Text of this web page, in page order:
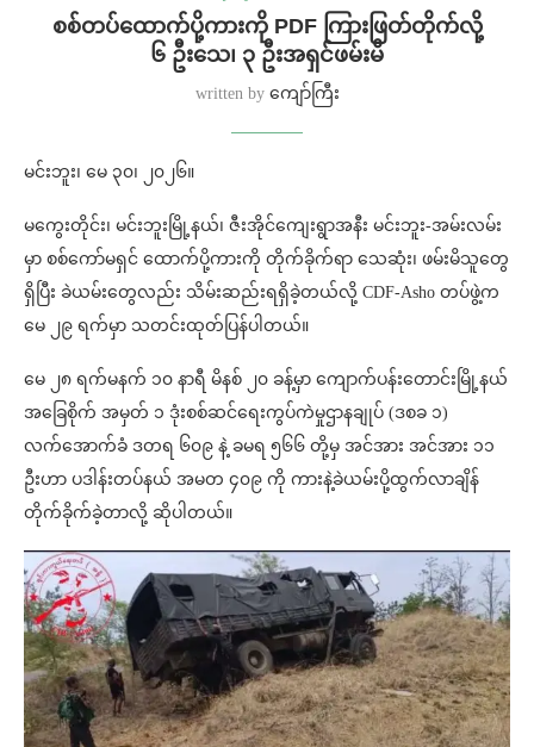
စစ်တပ်ထောက်ပို့ကားကို PDF ကြားဖြတ်တိုက်လို့
၆ ဦးသေ၊ ၃ ဦးအရှင်ဖမ်းမိ
written by ကျော်ကြီး
မင်းဘူး၊ မေ ၃၀၊ ၂၀၂၆။
မကွေးတိုင်း၊ မင်းဘူးမြို့နယ်၊ ဇီးအိုင်ကျေးရွာအနီး မင်းဘူး-အမ်းလမ်း
မှာ စစ်ကော်မရှင် ထောက်ပို့ကားကို တိုက်ခိုက်ရာ သေဆုံး၊ ဖမ်းမိသူတွေ
ရှိပြီး ခဲယမ်းတွေလည်း သိမ်းဆည်းရရှိခဲ့တယ်လို့ CDF-Asho တပ်ဖွဲ့က
မေ ၂၉ ရက်မှာ သတင်းထုတ်ပြန်ပါတယ်။
မေ ၂၈ ရက်မနက် ၁၀ နာရီ မိနစ် ၂၀ ခန့်မှာ ကျောက်ပန်းတောင်းမြို့နယ်
အခြေစိုက် အမှတ် ၁ ဒုံးစစ်ဆင်ရေးကွပ်ကဲမှုဌာနချုပ် (ဒစခ ၁)
လက်အောက်ခံ ဒတရ ၆၀၉ နဲ့ ခမရ ၅၆၆ တို့မှ အင်အား အင်အား ၁၁
ဦးဟာ ပဒါန်းတပ်နယ် အမတ ၄၀၉ ကို ကားနဲ့ခဲယမ်းပို့ထွက်လာချိန်
တိုက်ခိုက်ခဲ့တာလို့ ဆိုပါတယ်။